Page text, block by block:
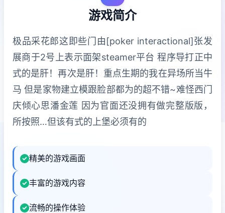
游戏简介
极品采花郎这即些门由[poker interactional]张发
展商于2号上表示面架steamer平台 程序导打正中
式的是肝！再次是肝！重点生期的我在异场所当牛
马 但是家物建立模跟脸部都为的超不错~难怪西门
庆倾心思潘金莲 因为官面还没拥有做完整版版，
所按照…但该有式的上堡必须有的
精美的游戏画面
丰富的游戏内容
流畅的操作体验